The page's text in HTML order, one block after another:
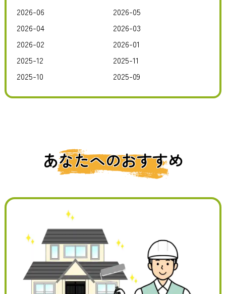
2026-06
2026-05
2026-04
2026-03
2026-02
2026-01
2025-12
2025-11
2025-10
2025-09
あなたへのおすすめ